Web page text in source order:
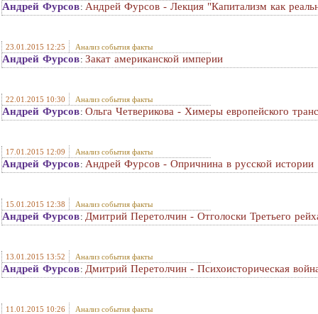
Андрей Фурсов: Андрей Фурсов - Лекция "Капитализм как
23.01.2015 12:25 Анализ события факты
Андрей Фурсов: Закат американской империи
22.01.2015 10:30 Анализ события факты
Андрей Фурсов: Ольга Четверикова - Химеры европейского
17.01.2015 12:09 Анализ события факты
Андрей Фурсов: Андрей Фурсов - Опричнина в русской истории
15.01.2015 12:38 Анализ события факты
Андрей Фурсов: Дмитрий Перетолчин - Отголоски Третьего
13.01.2015 13:52 Анализ события факты
Андрей Фурсов: Дмитрий Перетолчин - Психоисторическая
11.01.2015 10:26 Анализ события факты